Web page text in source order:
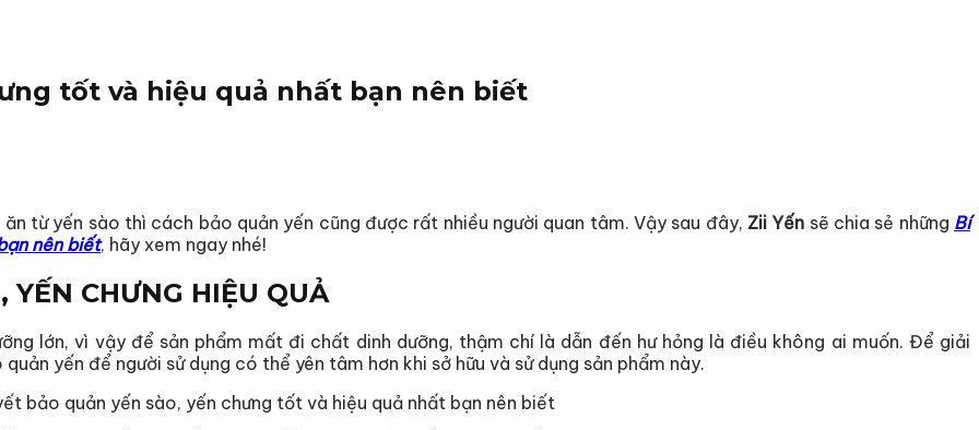
tốt và hiệu quả nhất bạn nên biết
từ yến sào thì cách bảo quản yến cũng được rất nhiều người quan tâm. Vậy sau đây, Zii Yến sẽ chia sẻ những Bí
nên biết, hãy xem ngay nhé!
YẾN CHƯNG HIỆU QUẢ
lớn, vì vậy để sản phẩm mất đi chất dinh dưỡng, thậm chí là dẫn đến hư hỏng là điều không ai muốn. Để giải
yến để người sử dụng có thể yên tâm hơn khi sở hữu và sử dụng sản phẩm này.